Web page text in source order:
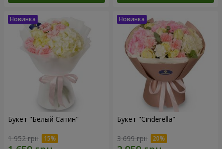
Букет "Белый Сатин"
1 952 грн
Букет "Cinderella"
3 699 грн